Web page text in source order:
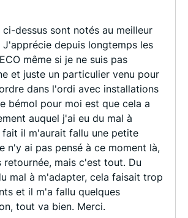
dessus sont notés au meilleur
depuis longtemps les
même si je ne suis pas
et juste un particulier venu pour
dans l'ordi avec installations
bémol pour moi est que cela a
auquel j'ai eu du mal à
fait il m'aurait fallu une petite
n'y ai pas pensé à ce moment là,
retournée, mais c'est tout. Du
mal à m'adapter, cela faisait trop
et il m'a fallu quelques
tout va bien. Merci.